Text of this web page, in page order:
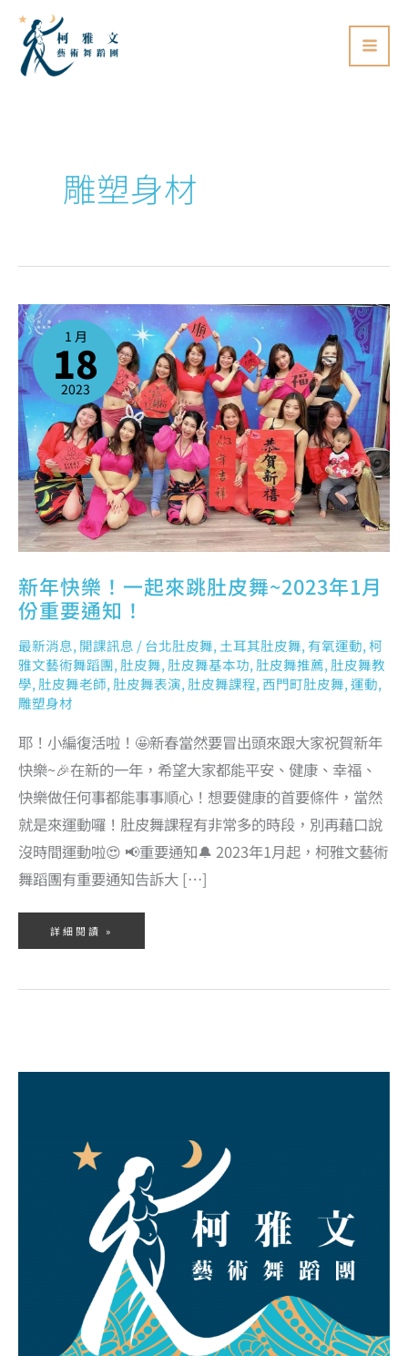
雕塑身材
1 月
18
2023
新年快樂！一起來跳肚皮舞~2023年1月
份重要通知！
最新消息,開課訊息 /台北肚皮舞,土耳其肚皮舞,有氧運動,柯
雅文藝術舞蹈團,肚皮舞,肚皮舞基本功,肚皮舞推薦,肚皮舞教
學,肚皮舞老師,肚皮舞表演,肚皮舞課程,西門町肚皮舞,運動,
雕塑身材
耶！小編復活啦！🤩新春當然要冒出頭來跟大家祝賀新年
快樂~🎉在新的一年，希望大家都能平安、健康、幸福、
快樂做任何事都能事事順心！想要健康的首要條件，當然
就是來運動囉！肚皮舞課程有非常多的時段，別再藉口說
沒時間運動啦😍 📢重要通知🔔 2023年1月起，柯雅文藝術
舞蹈團有重要通知告訴大 […]
新
年
快
樂！
起
來
跳
肚
皮
舞
~2023
年
1
月
份
重
要
通
知！
詳細閱讀 »